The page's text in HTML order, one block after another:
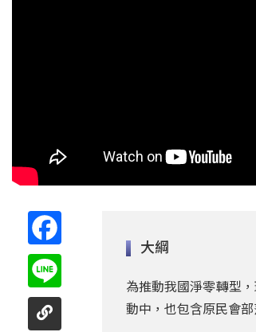
大綱
為推動我國淨零轉型
動中，也包含原民會